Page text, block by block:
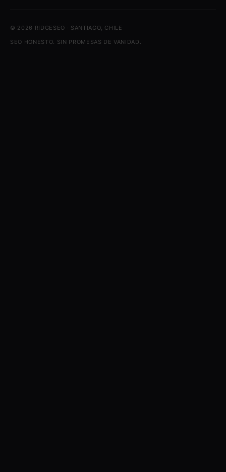
© 2026 RIDGESEO · SANTIAGO, CHILE
SEO HONESTO. SIN PROMESAS DE VANIDAD.